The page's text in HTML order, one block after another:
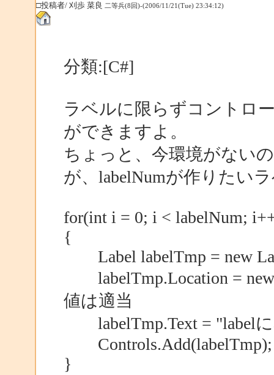
□投稿者/ 刈歩 菜良 二等兵(8回)-(2006/11/21(Tue) 23:34:12)
分類:[C#]
ラベルに限らずコントロ
ができますよ。
ちょっと、今環境がない
が、labelNumが作りたい
for(int i = 0; i < labelNum;
{
Label labelTmp = new
labelTmp.Location = new
値は適当
labelTmp.Text = "label
Controls.Add(labelTmp);
}